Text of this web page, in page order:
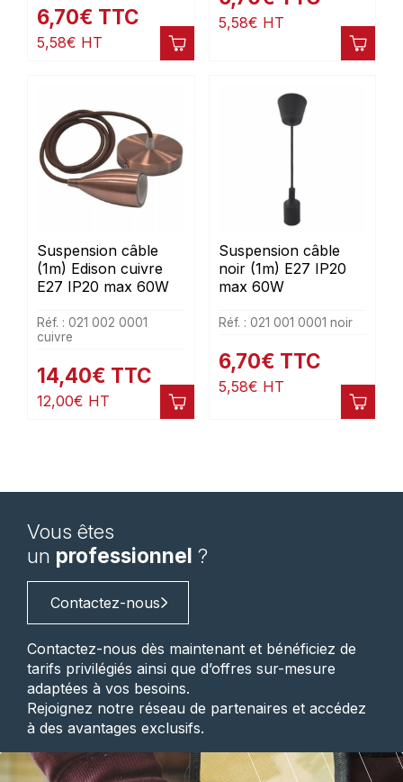
6,70€ TTC
5,58€ HT
5,58€ HT
Suspension câble
(1m) Edison cuivre
E27 IP20 max 60W
Réf. : 021 002 0001
cuivre
14,40€ TTC
12,00€ HT
Suspension câble
noir (1m) E27 IP20
max 60W
Réf. : 021 001 0001 noir
6,70€ TTC
5,58€ HT
Vous êtes
un professionnel ?
Contactez-nous
Contactez-nous dès maintenant et bénéficiez de
tarifs privilégiés ainsi que d’offres sur-mesure
adaptées à vos besoins.
Rejoignez notre réseau de partenaires et accédez
à des avantages exclusifs.